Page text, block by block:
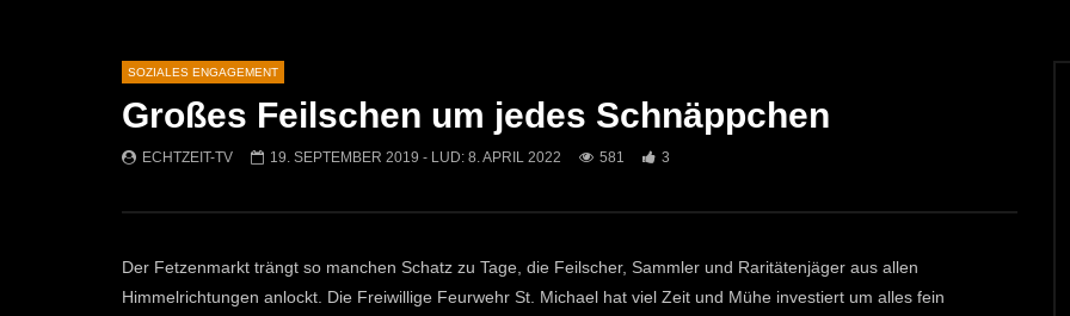
Später Ansehen
02:22 Später Ansehen
01:43 06:26
SOZIALES ENGAGEMENT
Großes Feilschen um jedes Schnäppchen
ECHTZEIT-TV 19. SEPTEMBER 2019 - LUD: 8. APRIL 2022 581 3
Der Fetzenmarkt trängt so manchen Schatz zu Tage, die Feilscher, Sammler und Raritätenjäger aus allen
Himmelrichtungen anlockt. Die Freiwillige Feurwehr St. Michael hat viel Zeit und Mühe investiert um alles fein